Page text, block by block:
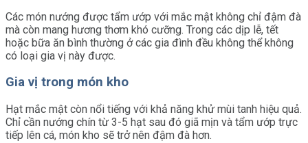
Các món nướng được tẩm ướp với mắc mật không chỉ đậm đà
mà còn mang hương thơm khó cưỡng. Trong các dịp lễ, tết
hoặc bữa ăn bình thường ở các gia đình đều không thể không
có loại gia vị này được.
Gia vị trong món kho
Hạt mắc mật còn nổi tiếng với khả năng khử mùi tanh hiệu quả.
Chỉ cần nướng chín từ 3-5 hạt sau đó giã mịn và tẩm ướp trực
tiếp lên cá, món kho sẽ trở nên đậm đà hơn.